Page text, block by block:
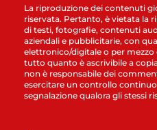
La riproduzione dei contenuti
riservata. Pertanto, è vietata la
di testi, fotografie, contenuti
aziendali e pubblicitarie, con
elettronico/digitale o per
tutto quanto è ascrivibile a
non è responsabile dei
esercitare un controllo
segnalazione qualora gli stessi